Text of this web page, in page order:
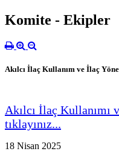
Komite - Ekipler
Akılcı İlaç Kullanım ve İlaç
Akılcı İlaç
tıklayınız...
18 Nisan 2025